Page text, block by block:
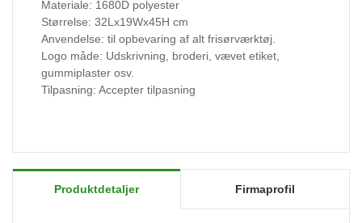
Materiale: 1680D polyester
Størrelse: 32Lx19Wx45H cm
Anvendelse: til opbevaring af alt frisørværktøj.
Logo måde: Udskrivning, broderi, vævet etiket,
gummiplaster osv.
Tilpasning: Accepter tilpasning
Produktdetaljer Firmaprofil